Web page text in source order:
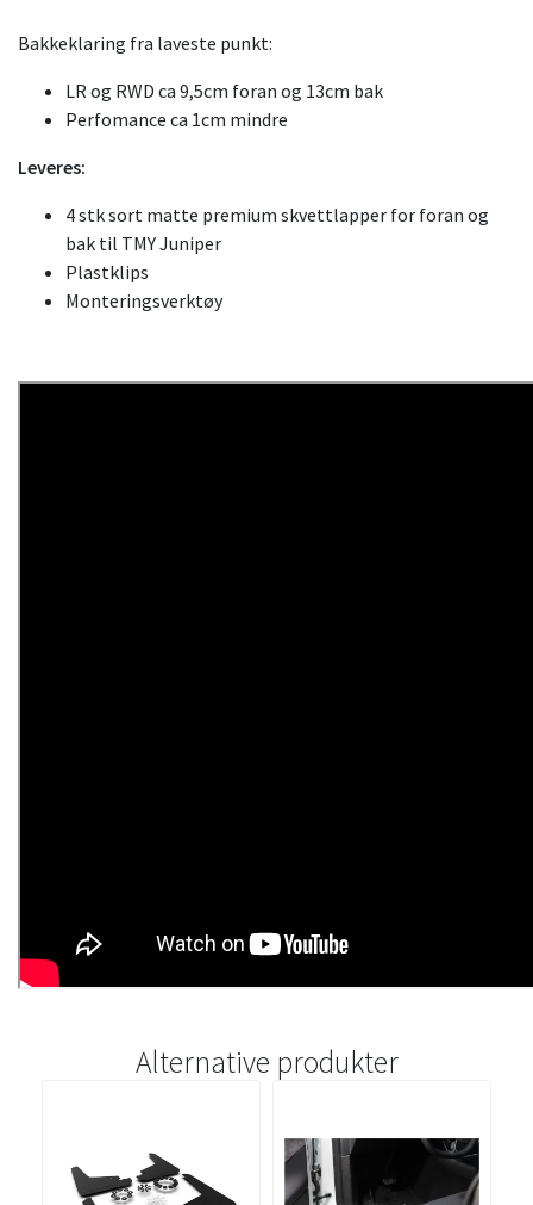
Bakkeklaring fra laveste punkt:
LR og RWD ca 9,5cm foran og 13cm bak
Perfomance ca 1cm mindre
Leveres:
4 stk sort matte premium skvettlapper for foran og
bak til TMY Juniper
Plastklips
Monteringsverktøy
Alternative produkter